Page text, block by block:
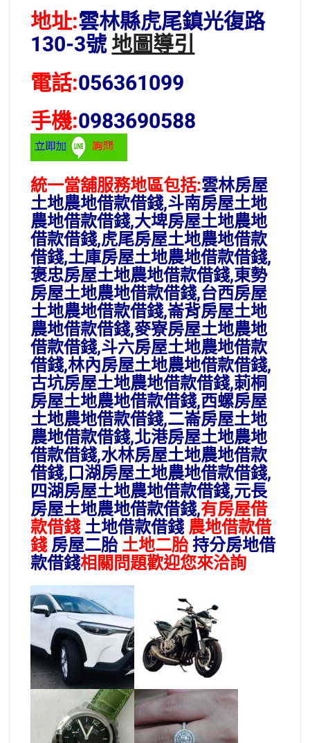
地址:雲林縣虎尾鎮光復路
130-3號地圖導引
電話:056361099
手機:0983690588
統一當舖服務地區包括:雲林房屋
土地農地借款借錢,斗南房屋土地
農地借款借錢,大埤房屋土地農地
借款借錢,虎尾房屋土地農地借款
借錢,土庫房屋土地農地借款借錢,
褒忠房屋土地農地借款借錢,東勢
房屋土地農地借款借錢,台西房屋
土地農地借款借錢,崙背房屋土地
農地借款借錢,麥寮房屋土地農地
借款借錢,斗六房屋土地農地借款
借錢,林內房屋土地農地借款借錢,
古坑房屋土地農地借款借錢,莿桐
房屋土地農地借款借錢,西螺房屋
土地農地借款借錢,二崙房屋土地
農地借款借錢,北港房屋土地農地
借款借錢,水林房屋土地農地借款
借錢,口湖房屋土地農地借款借錢,
四湖房屋土地農地借款借錢,元長
房屋土地農地借款借錢,有房屋借
款借錢土地借款借錢農地借款借
錢房屋二胎土地二胎持分房地借
款借錢相關問題歡迎您來洽詢